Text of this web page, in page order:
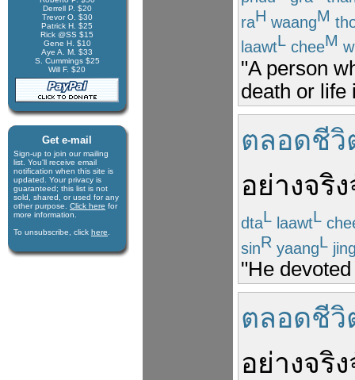
Derrell P. $20
Trevor O. $30
Patrick H. $25
Rick @SS $15
Gene H. $10
Aye A. M. $33
S. Cummings $25
Will F. $20
Get e-mail
Sign-up to join our mail­ing
list. You'll receive e­mail
notification when this site is
updated. Your privacy is
guaran­teed; this list is not
sold, shared, or used for any
other purpose. Click here for
more infor­mation.
To unsubscribe, click here
raH waangM
laawtL cheeM
"A person
death or life
ตลอดชีวิ
อย่างจริง
dtaL laawtL
sinR yaangL
"He
ตลอดชีวิ
อย่างจริง